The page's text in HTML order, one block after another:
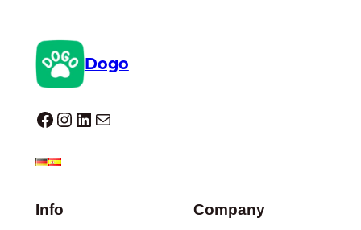
Dogo
Dogo facebook InstagramLinkedIn E-mail
Info Company